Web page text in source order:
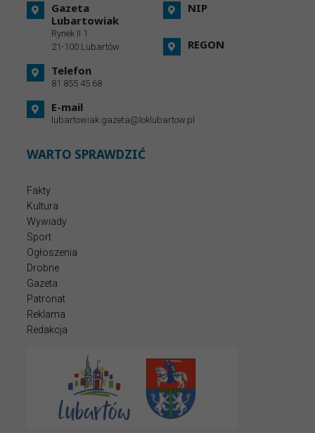
Gazeta
Lubartowiak
Rynek II 1
21-100 Lubartów
Telefon
81 855 45 68
E-mail
lubartowiak.gazeta@loklubartow.pl
NIP
REGON
WARTO SPRAWDZIĆ
Fakty
Kultura
Wywiady
Sport
Ogłoszenia
Drobne
Gazeta
Patronat
Reklama
Redakcja